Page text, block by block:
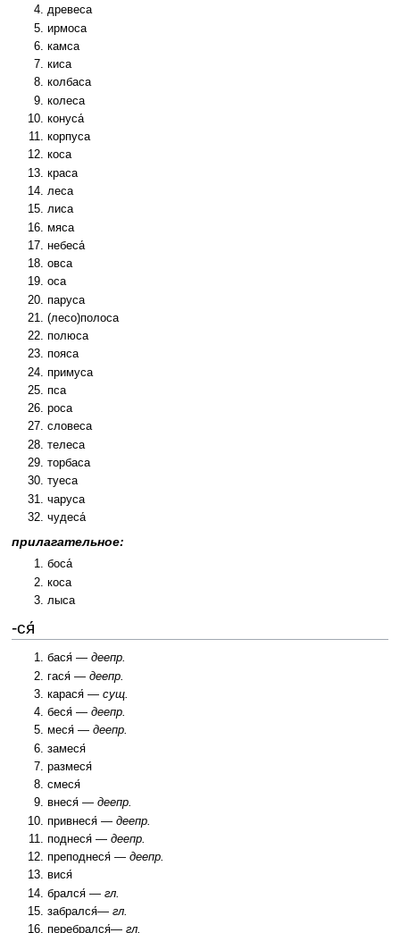
древеса
ирмоса
камса
киса
колбаса
колеса
конуса́
корпуса
коса
краса
леса
лиса
мяса
небеса́
овса
оса
паруса
(лесо)полоса
полюса
пояса
примуса
пса
роса
словеса
телеса
торбаса
туеса
чаруса
чудеса́
прилагательное:
боса́
коса
лыса
-ся́
бася́ —деепр.
гася́ —деепр.
карася́ —сущ.
беся́ —деепр.
меся́ —деепр.
замеся́
размеся́
смеся́
внеся́ —деепр.
привнеся́ —деепр.
поднеся́ —деепр.
преподнеся́ —деепр.
вися́
брался́ —гл.
забрался́—гл.
перебрался́—гл.